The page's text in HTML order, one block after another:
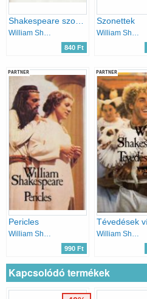
Shakespeare szonettjei
William Shakespeare
840 Ft
Szonettek
William Shakespeare
PARTNER
Pericles
William Shakespeare
990 Ft
PARTNER
William Shakespeare
Kapcsolódó termékek